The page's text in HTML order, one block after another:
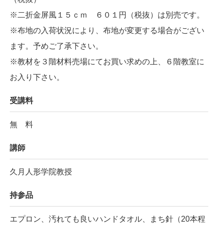
※二折金屏風１５ｃｍ ６０１円（税抜）は別売です。
※布地の入荷状況により、布地が変更する場合がござい
ます。予めご了承下さい。
※教材を３階材料売場にてお買い求めの上、６階教室に
お入り下さい。
受講料
無 料
講師
久月人形学院教授
持参品
エプロン、汚れても良いハンドタオル、まち針（20本程